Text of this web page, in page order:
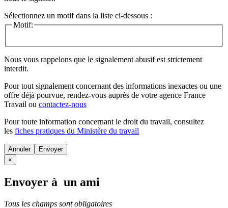
Sélectionnez un motif dans la liste ci-dessous :
Motif:
Nous vous rappelons que le signalement abusif est strictement
interdit.
Pour tout signalement concernant des informations inexactes ou une
offre déjà pourvue, rendez-vous auprès de votre agence France
Travail ou contactez-nous
Pour toute information concernant le droit du travail, consultez
les fiches pratiques du Ministère du travail
Annuler
×
Envoyer à un ami
Tous les champs sont obligatoires